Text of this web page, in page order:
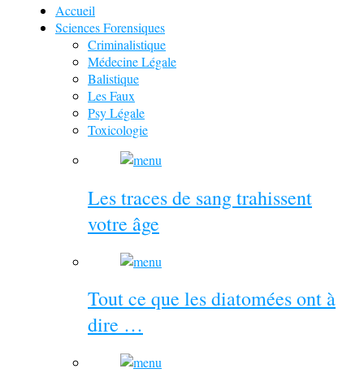
Accueil
Sciences Forensiques
Criminalistique
Médecine Légale
Balistique
Les Faux
Psy Légale
Toxicologie
Les traces de sang trahissent
votre âge
Tout ce que les diatomées ont à
dire …